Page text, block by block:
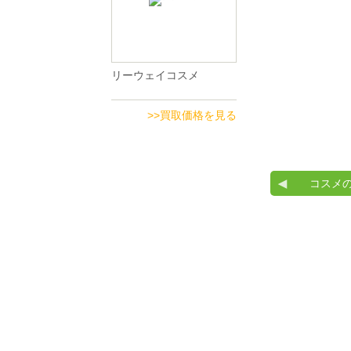
リーウェイコスメ
>>買取価格を見る
コスメ